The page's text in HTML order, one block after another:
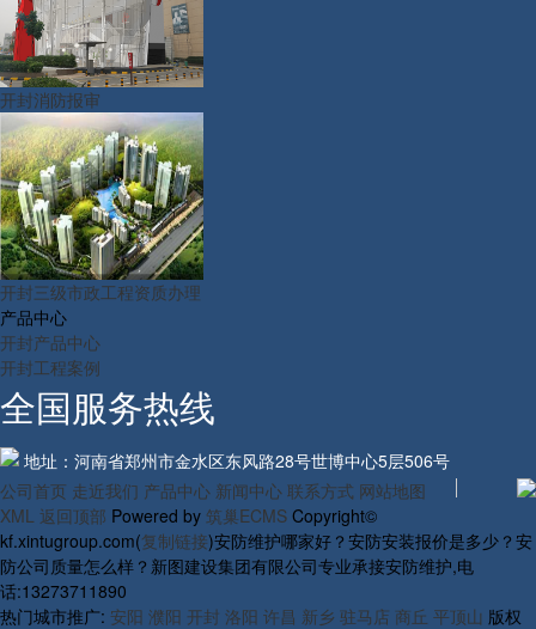
开封消防报审
开封三级市政工程资质办理
产品中心
开封产品中心
开封工程案例
全国服务热线
地址：河南省郑州市金水区东风路28号世博中心5层506号
公司首页 走近我们 产品中心 新闻中心 联系方式 网站地图
XML 返回顶部 Powered by 筑巢ECMS Copyright©
kf.xintugroup.com(复制链接)安防维护哪家好？安防安装报价是多少？安
防公司质量怎么样？新图建设集团有限公司专业承接安防维护,电
话:13273711890
热门城市推广: 安阳 濮阳 开封 洛阳 许昌 新乡 驻马店 商丘 平顶山 版权